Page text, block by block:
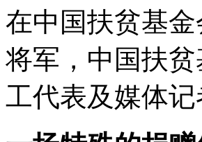
在中国扶贫基
将军，中国扶
工代表及媒体